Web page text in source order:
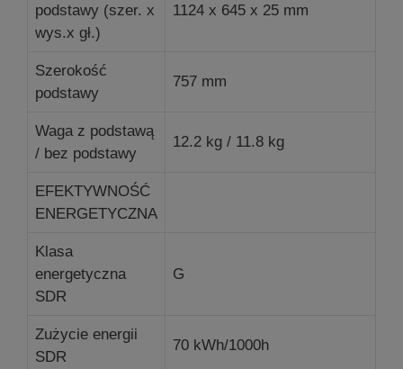
podstawy (szer. x
wys.x gł.)
1124 x 645 x 25 mm
Szerokość
podstawy
757 mm
Waga z podstawą
/ bez podstawy
12.2 kg / 11.8 kg
EFEKTYWNOŚĆ
ENERGETYCZNA
Klasa
energetyczna
SDR
G
Zużycie energii
SDR
70 kWh/1000h